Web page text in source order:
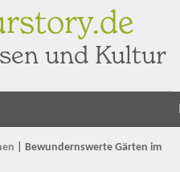
und Kultur
Bewundernswerte Gärten im